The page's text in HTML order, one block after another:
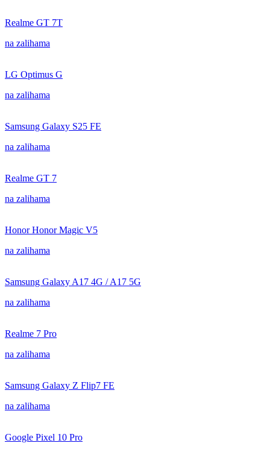
Realme GT 7T
na zalihama
LG Optimus G
na zalihama
Samsung Galaxy S25 FE
na zalihama
Realme GT 7
na zalihama
Honor Honor Magic V5
na zalihama
Samsung Galaxy A17 4G / A17 5G
na zalihama
Realme 7 Pro
na zalihama
Samsung Galaxy Z Flip7 FE
na zalihama
Google Pixel 10 Pro